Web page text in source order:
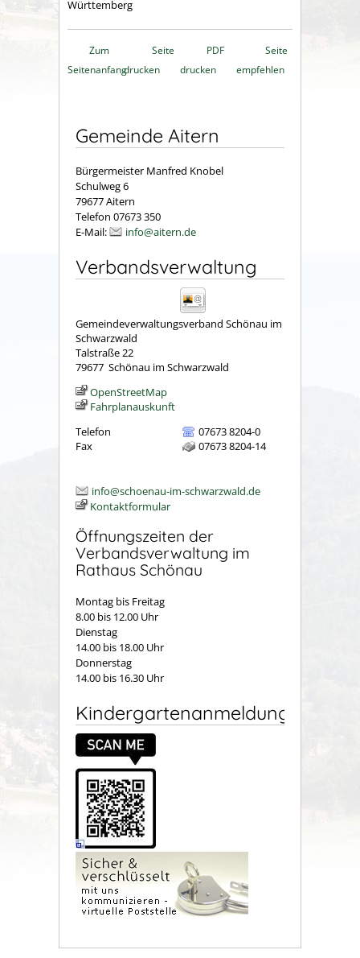
Württemberg
Zum
Seitenanfang
Seite
drucken
PDF
drucken
Seite
empfehlen
Gemeinde Aitern
Bürgermeister Manfred Knobel
Schulweg 6
79677 Aitern
Telefon 07673 350
E-Mail:
info@aitern.de
Verbandsverwaltung
Gemeindeverwaltungsverband Schönau im
Schwarzwald
Talstraße 22
79677 Schönau im Schwarzwald
OpenStreetMap
Fahrplanauskunft
Telefon
07673 8204-0
Fax
07673 8204-14
info@schoenau-im-schwarzwald.de
Kontaktformular
Öffnungszeiten der
Verbandsverwaltung im
Rathaus Schönau
Montag bis Freitag
8.00 bis 12.00 Uhr
Dienstag
14.00 bis 18.00 Uhr
Donnerstag
14.00 bis 16.30 Uhr
Kindergartenanmeldung